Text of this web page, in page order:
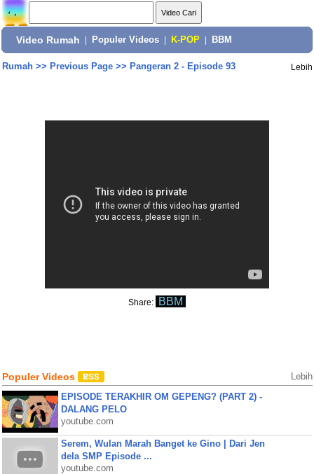
Video Rumah Populer Videos K-POP BBM
Rumah>> Previous Page>> Pangeran 2 - Episode 93 Lebih
Share: BBM
Populer Videos Lebih
EPISODE TERAKHIR OM GEPENG? (PART 2) -
DALANG PELO
youtube.com
Serem, Wulan Marah Banget ke Gino | Dari Jen
dela SMP Episode ...
youtube.com